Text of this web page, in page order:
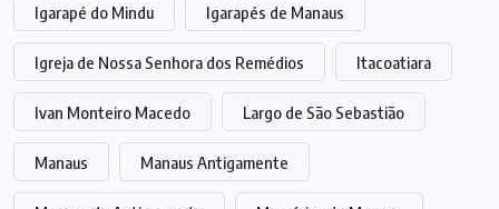
Igarapé do Mindu Igarapés de Manaus
Igreja de Nossa Senhora dos Remédios Itacoatiara
Ivan Monteiro Macedo Largo de São Sebastião
Manaus Manaus Antigamente